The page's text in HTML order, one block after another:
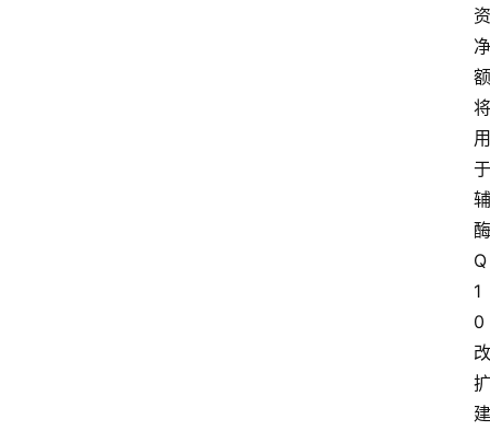
资
净
额
将
用
于
辅
酶
Q
1
0
改
扩
建